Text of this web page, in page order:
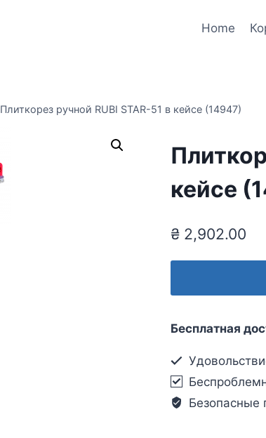
Home
Плиткорез ручной RUBI STAR-51 в кейсе (14947)
кейсе
₴2,902.00
Бесплатная
Безопасные